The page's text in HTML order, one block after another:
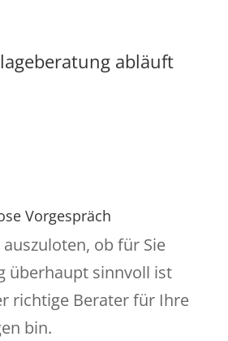
abläuft
Vorgespräch
auszuloten, ob für Sie
überhaupt sinnvoll ist
richtige Berater für Ihre
bin.